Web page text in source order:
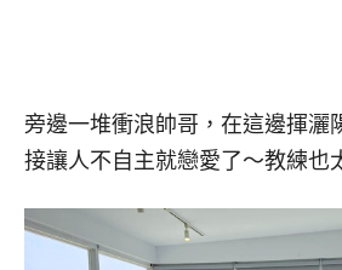
旁邊一堆衝浪帥哥，在這邊揮灑
接讓人不自主就戀愛了～教練也